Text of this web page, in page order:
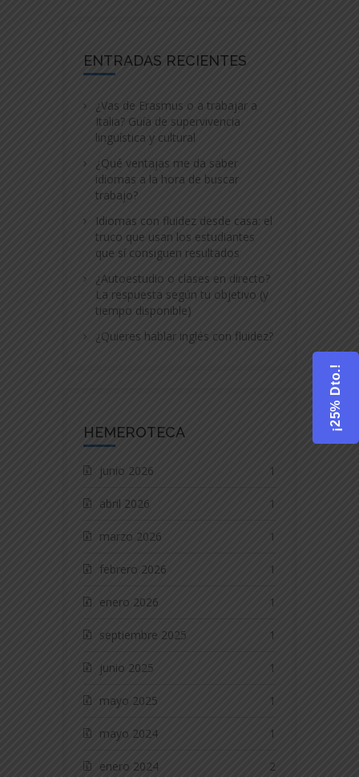
ENTRADAS RECIENTES
¿Vas de Erasmus o a trabajar a
Italia? Guía de supervivencia
lingüística y cultural
¿Qué ventajas me da saber
idiomas a la hora de buscar
trabajo?
Idiomas con fluidez desde casa: el
truco que usan los estudiantes
que sí consiguen resultados
¿Autoestudio o clases en directo?
La respuesta según tu objetivo (y
tiempo disponible)
¿Quieres hablar inglés con fluidez?
HEMEROTECA
junio 2026 1
abril 2026 1
marzo 2026 1
febrero 2026 1
enero 2026 1
septiembre 2025 1
junio 2025 1
mayo 2025 1
mayo 2024 1
enero 2024 2
¡25% Dto.!